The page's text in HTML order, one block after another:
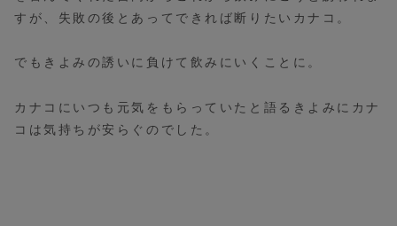
すが、失敗の後とあってできれば断りたいカナコ。
でもきよみの誘いに負けて飲みにいくことに。
カナコにいつも元気をもらっていたと語るきよみにカナ
コは気持ちが安らぐのでした。